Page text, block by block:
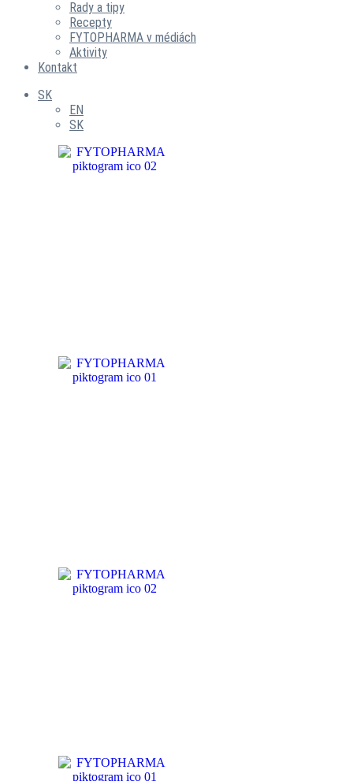
Rady a tipy
Recepty
FYTOPHARMA v médiách
Aktivity
Kontakt
SK
EN
SK